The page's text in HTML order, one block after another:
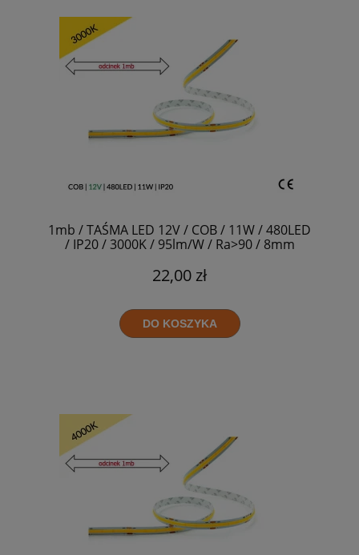
1mb / TAŚMA LED 12V / COB / 11W / 480LED
/ IP20 / 3000K / 95lm/W / Ra>90 / 8mm
22,00 zł
DO KOSZYKA